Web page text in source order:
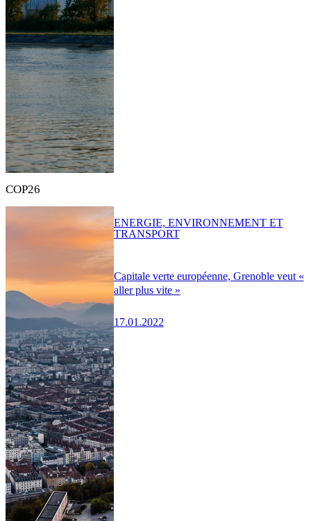
COP26
Capitale verte européenne, Grenoble veut «
aller plus vite »
17.01.2022
ENERGIE, ENVIRONNEMENT ET
TRANSPORT